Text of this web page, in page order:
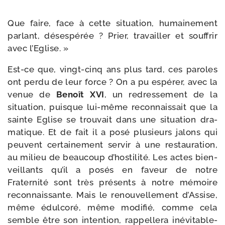
Que faire, face à cette situa­tion, humai­ne­ment
par­lant, déses­pé­rée ? Prier, tra­vailler et souf­frir
avec l’Eglise. »
Est-​ce que, vingt-​cinq ans plus tard, ces paroles
ont per­du de leur force ? On a pu espé­rer, avec la
venue de Benoît XVI, un redres­se­ment de la
situa­tion, puisque lui-​même recon­nais­sait que la
sainte Eglise se trou­vait dans une situa­tion dra­
ma­tique. Et de fait il a posé plu­sieurs jalons qui
peuvent cer­tai­ne­ment ser­vir à une res­tau­ra­tion,
au milieu de beau­coup d’hostilité. Les actes bien­
veillants qu’il a posés en faveur de notre
Fraternité sont très pré­sents à notre mémoire
recon­nais­sante. Mais le renou­vel­le­ment d’Assise,
même édul­co­ré, même modi­fié, comme cela
semble être son inten­tion, rap­pel­le­ra inévi­ta­ble­